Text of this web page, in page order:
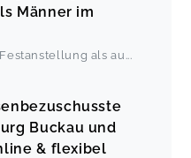
Männer im
als au ...
Buckau und
& flexibel